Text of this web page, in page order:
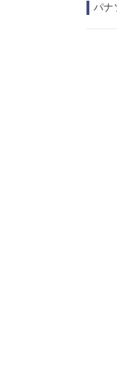
パナ